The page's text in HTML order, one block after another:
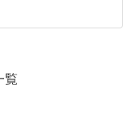
覧